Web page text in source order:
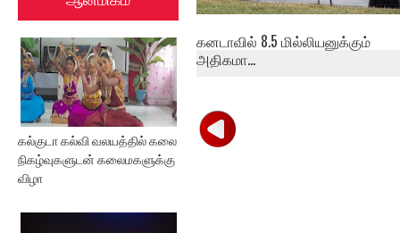
கல்குடா கல்வி வலயத்தில் கலை
நிகழ்வுகளுடன் கலைமகளுக்கு
விழா
கனடாவில் 8.5 மில்லியனுக்கும்
அதிகமா...